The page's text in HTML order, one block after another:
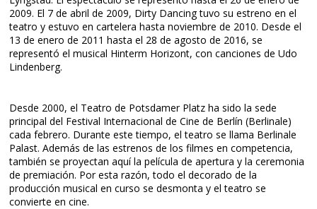
2009. El 7 de abril de 2009, Dirty Dancing tuvo su estreno en el
teatro y estuvo en cartelera hasta noviembre de 2010. Desde el
13 de enero de 2011 hasta el 28 de agosto de 2016, se
representó el musical Hinterm Horizont, con canciones de Udo
Lindenberg.
Desde 2000, el Teatro de Potsdamer Platz ha sido la sede
principal del Festival Internacional de Cine de Berlín (Berlinale)
cada febrero. Durante este tiempo, el teatro se llama Berlinale
Palast. Además de las estrenos de los filmes en competencia,
también se proyectan aquí la película de apertura y la ceremonia
de premiación. Por esta razón, todo el decorado de la
producción musical en curso se desmonta y el teatro se
convierte en cine.